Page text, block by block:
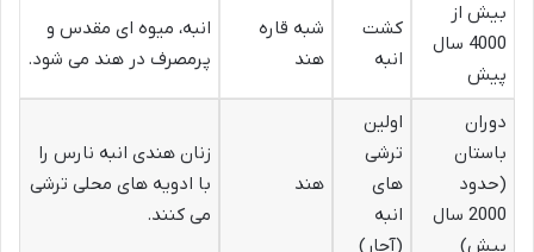
بیش از
4000 سال
پیش
کشت
انبه
شبه قاره
هند
انبه، میوه ای مقدس و
پرمصرف در هند می شود.
دوران
باستان
(حدود
2000 سال
پیش)
اولین
ترشی
های
انبه
(آچار)
هند
زنان هندی انبه نارس را
با ادویه های محلی ترشی
می کنند.